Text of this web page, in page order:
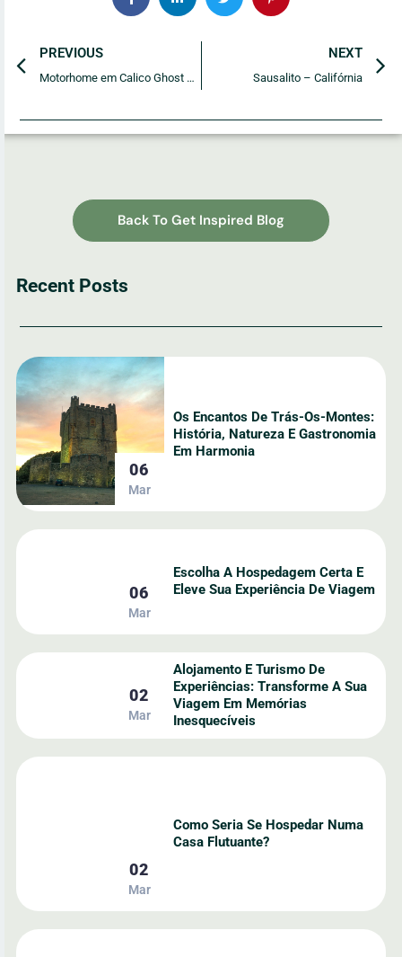
PREVIOUS
Motorhome em Calico Ghost Town – Califórnia
NEXT
Sausalito – Califórnia
Back To Get Inspired Blog
Recent Posts
06
Mar
Os Encantos De Trás-Os-Montes:
História, Natureza E Gastronomia
Em Harmonia
06
Mar
Escolha A Hospedagem Certa E
Eleve Sua Experiência De Viagem
02
Mar
Alojamento E Turismo De
Experiências: Transforme A Sua
Viagem Em Memórias
Inesquecíveis
02
Mar
Como Seria Se Hospedar Numa
Casa Flutuante?